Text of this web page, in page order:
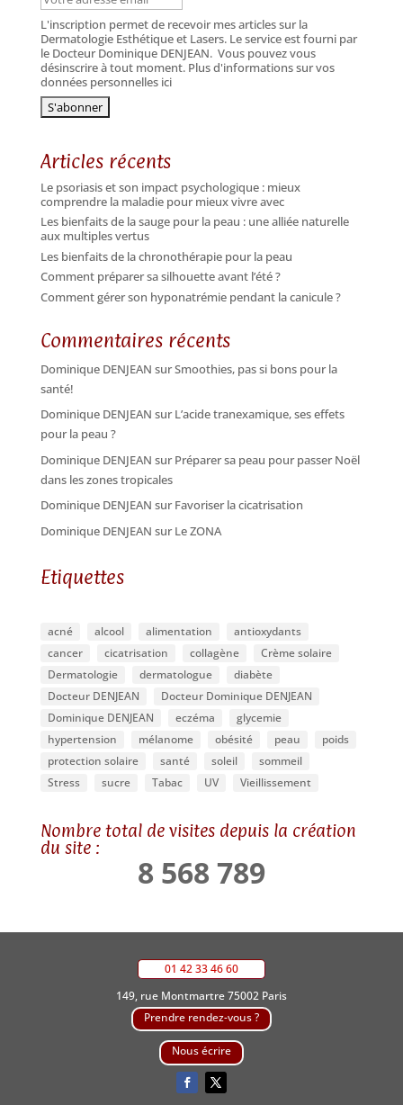
L'inscription permet de recevoir mes articles sur la
Dermatologie Esthétique et Lasers. Le service est fourni par
le Docteur Dominique DENJEAN. Vous pouvez vous
désinscrire à tout moment. Plus d'informations sur vos
données personnelles ici
Articles récents
Le psoriasis et son impact psychologique : mieux
comprendre la maladie pour mieux vivre avec
Les bienfaits de la sauge pour la peau : une alliée naturelle
aux multiples vertus
Les bienfaits de la chronothérapie pour la peau
Comment préparer sa silhouette avant l’été ?
Comment gérer son hyponatrémie pendant la canicule ?
Commentaires récents
Dominique DENJEAN surSmoothies, pas si bons pour la
santé!
Dominique DENJEAN surL’acide tranexamique, ses effets
pour la peau ?
Dominique DENJEAN surPréparer sa peau pour passer Noël
dans les zones tropicales
Dominique DENJEAN surFavoriser la cicatrisation
Dominique DENJEAN surLe ZONA
Etiquettes
acné alcool alimentation
antioxydants
cancer
cicatrisation collagène
Crème solaire
Dermatologie
dermatologue
diabète
Docteur DENJEAN
Docteur Dominique DENJEAN
Dominique DENJEAN
eczéma
glycemie
hypertension
mélanome obésité peau
poids
protection solaire
santé soleil
sommeil
Stress
sucre Tabac UV Vieillissement
Nombre total de visites depuis la création
du site :
8 568 789
01 42 33 46 60
149, rue Montmartre 75002 Paris
Prendre rendez-vous ?
Nous écrire